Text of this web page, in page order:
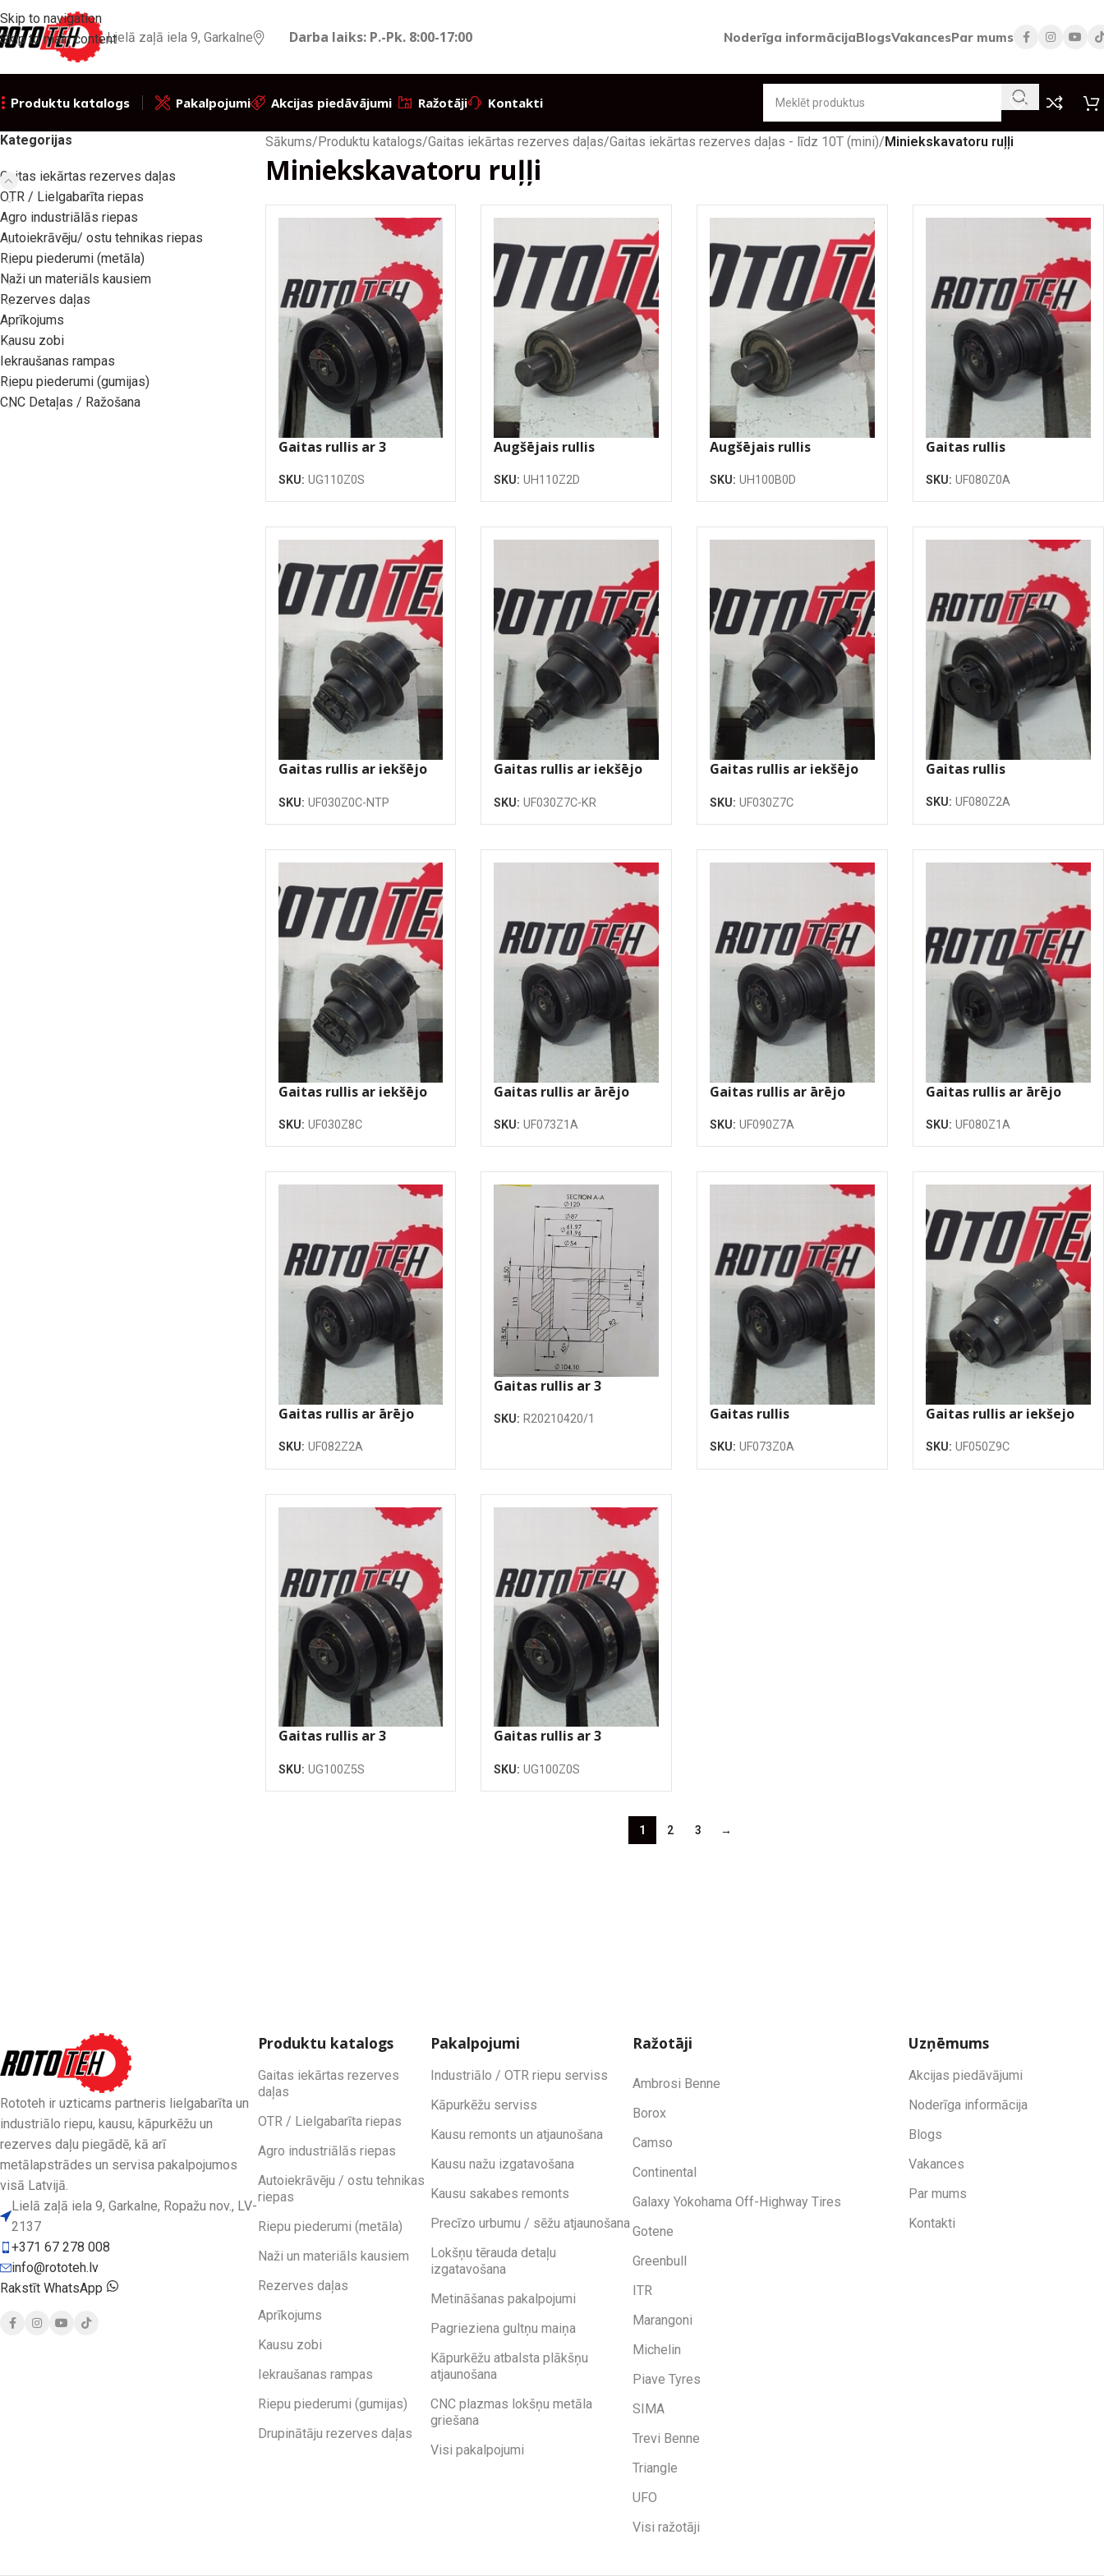
Skip to navigation
Skip to main contentLielā zaļā iela 9, Garkalne Darba laiks: P.-Pk. 8:00-17:00 Noderīga informācijaBlogsVakancesPar mums
Produktu katalogs Pakalpojumi Akcijas piedāvājumi Ražotāji Kontakti
Kategorijas
Gaitas iekārtas rezerves daļas
OTR / Lielgabarīta riepas
Agro industriālās riepas
Autoiekrāvēju/ ostu tehnikas riepas
Riepu piederumi (metāla)
Naži un materiāls kausiem
Rezerves daļas
Aprīkojums
Kausu zobi
Iekraušanas rampas
Riepu piederumi (gumijas)
CNC Detaļas / Ražošana
Sākums/Produktu katalogs/Gaitas iekārtas rezerves daļas/Gaitas iekārtas rezerves daļas - līdz 10T (mini)/Miniekskavatoru ruļļi
Miniekskavatoru ruļļi
Gaitas rullis ar 3
SKU: UG110Z0S
Augšējais rullis
SKU:UH110Z2D
Augšējais rullis
SKU:UH100B0D
Gaitas rullis
SKU:UF080Z0A
Gaitas rullis ar iekšējo
SKU: UF030Z0C-NTP
Gaitas rullis ar iekšējo
SKU:UF030Z7C-KR
Gaitas rullis ar iekšējo
SKU:UF030Z7C
Gaitas rullis
SKU:UF080Z2A
Gaitas rullis ar iekšējo
SKU: UF030Z8C
Gaitas rullis ar ārējo
SKU:UF073Z1A
Gaitas rullis ar ārējo
SKU:UF090Z7A
Gaitas rullis ar ārējo
SKU:UF080Z1A
Gaitas rullis ar ārējo
SKU: UF082Z2A
Gaitas rullis ar 3
SKU: R20210420/1 Gaitas rullis
SKU:UF073Z0A
Gaitas rullis ar iekšejo
SKU:UF050Z9C
Gaitas rullis ar 3
SKU: UG100Z5S
Gaitas rullis ar 3
SKU:UG100Z0S
1 2 3 →
Rototeh ir uzticams partneris lielgabarīta un
industriālo riepu, kausu, kāpurkēžu un
rezerves daļu piegādē, kā arī
metālapstrādes un servisa pakalpojumos
visā Latvijā.
Lielā zaļā iela 9, Garkalne, Ropažu nov., LV-
2137
+371 67 278 008
info@rototeh.lv
Rakstīt WhatsApp
Produktu katalogs
Gaitas iekārtas rezerves
daļas
OTR / Lielgabarīta riepas
Agro industriālās riepas
Autoiekrāvēju / ostu tehnikas
riepas
Riepu piederumi (metāla)
Naži un materiāls kausiem
Rezerves daļas
Aprīkojums
Kausu zobi
Iekraušanas rampas
Riepu piederumi (gumijas)
Drupinātāju rezerves daļas
Pakalpojumi
Industriālo / OTR riepu serviss
Kāpurkēžu serviss
Kausu remonts un atjaunošana
Kausu nažu izgatavošana
Kausu sakabes remonts
Precīzo urbumu / sēžu atjaunošana
Lokšņu tērauda detaļu
izgatavošana
Metināšanas pakalpojumi
Pagrieziena gultņu maiņa
Kāpurkēžu atbalsta plākšņu
atjaunošana
CNC plazmas lokšņu metāla
griešana
Visi pakalpojumi
Ražotāji
Ambrosi Benne
Borox
Camso
Continental
Galaxy Yokohama Off-Highway Tires
Gotene
Greenbull
ITR
Marangoni
Michelin
Piave Tyres
SIMA
Trevi Benne
Triangle
UFO
Visi ražotāji
Uzņēmums
Akcijas piedāvājumi
Noderīga informācija
Blogs
Vakances
Par mums
Kontakti